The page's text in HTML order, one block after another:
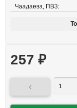
Чаадаева, ПВЗ:
257 ₽
